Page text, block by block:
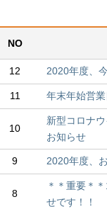
NO
12 2020年度、
11 年末年始営
10
新型コロナ
お知らせ
9 2020年度、
8
＊＊重要＊
せです！！